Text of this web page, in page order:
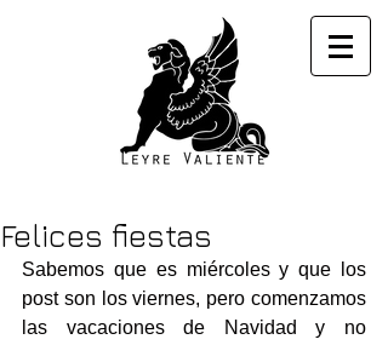
Felices fiestas
Sabemos que es miércoles y que los
post son los viernes, pero comenzamos
las vacaciones de Navidad y no